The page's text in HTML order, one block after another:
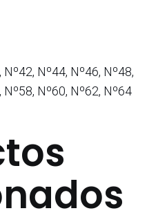
Nº44, Nº46, Nº48,
Nº60, Nº62, Nº64